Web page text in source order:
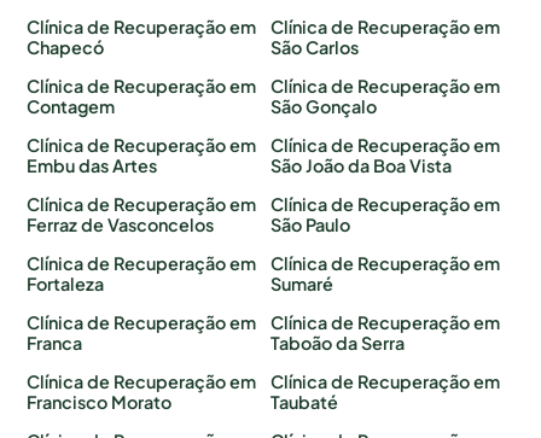
Clínica de Recuperação em
Chapecó
Clínica de Recuperação em
Contagem
Clínica de Recuperação em
Embu das Artes
Clínica de Recuperação em
Ferraz de Vasconcelos
Clínica de Recuperação em
Fortaleza
Clínica de Recuperação em
Franca
Clínica de Recuperação em
Francisco Morato
Clínica de Recuperação em
São Carlos
Clínica de Recuperação em
São Gonçalo
Clínica de Recuperação em
São João da Boa Vista
Clínica de Recuperação em
São Paulo
Clínica de Recuperação em
Sumaré
Clínica de Recuperação em
Taboão da Serra
Clínica de Recuperação em
Taubaté